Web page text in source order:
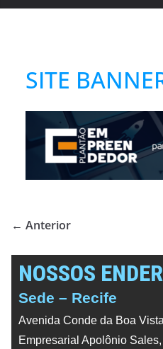
SITE
← Anterior
NOSSOS
Sede – Recife
Avenida Conde da Boa
Empresarial Apolônio